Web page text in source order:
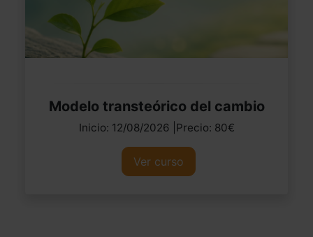
Modelo transteórico del cambio
Inicio: 12/08/2026 |Precio: 80€
Ver curso